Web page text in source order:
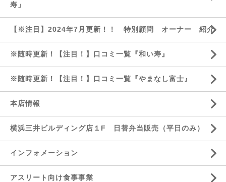
寿」
【※注目】2024年7月更新！！ 特別顧問 オーナー 紹介
※随時更新！【注目！】口コミ一覧『和い寿』
※随時更新！【注目！】口コミ一覧『やまなし富士』
本店情報
横浜三井ビルディング店１F 日替弁当販売（平日のみ）
インフォメーション
アスリート向け食事事業